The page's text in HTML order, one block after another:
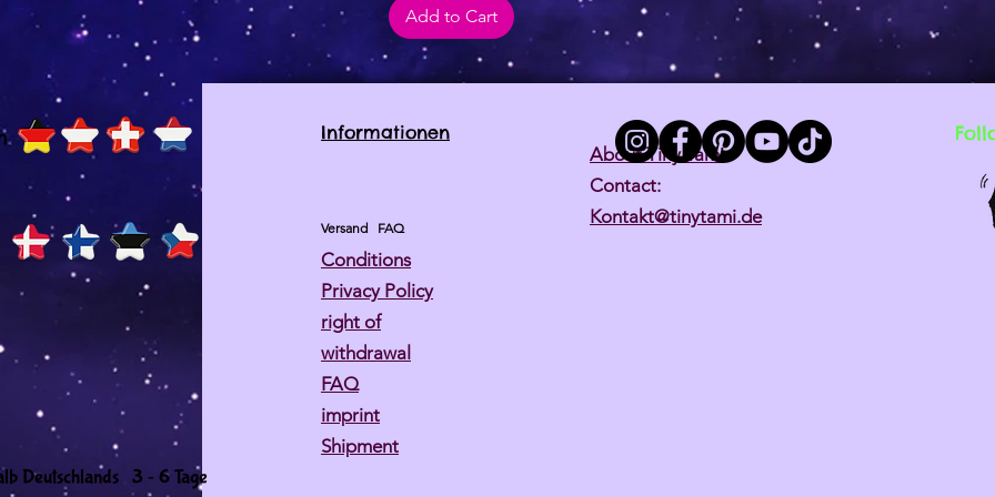
Add to Cart
Deutschlands 3 - 6 Tage
Informationen
Versand FAQ
Conditions
Privacy Policy
right of
withdrawal
FAQ
imprint
Shipment
About Tiny Tami
Contact:
Kontakt@tinytami.de